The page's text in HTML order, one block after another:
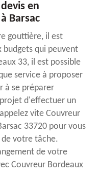
en
Barsac
gouttière, il est
budgets qui peuvent
33, il est possible
service à proposer
à se préparer
d'effectuer un
vite Couvreur
33720 pour vous
votre tâche.
de votre
Couvreur Bordeaux